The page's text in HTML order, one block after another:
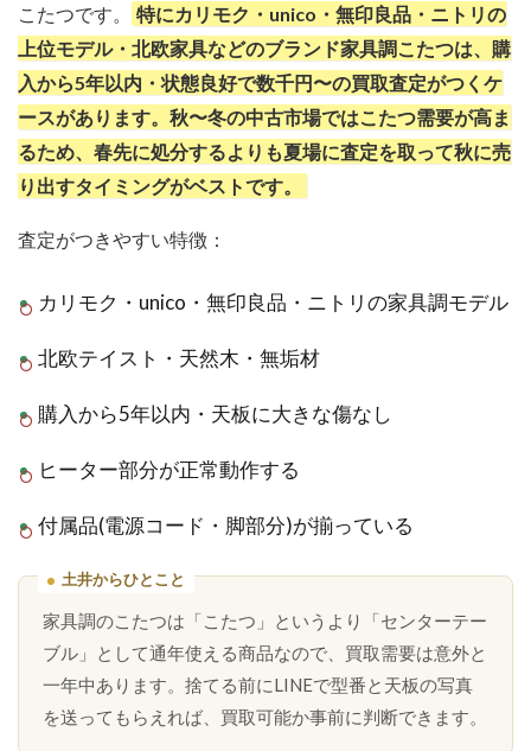
こたつです。
特にカリモク・unico・無印良品・ニトリの
上位モデル・北欧家具などのブランド家具調こたつは、購
入から5年以内・状態良好で数千円〜の買取査定がつくケ
ースがあります。秋〜冬の中古市場ではこたつ需要が高ま
るため、春先に処分するよりも夏場に査定を取って秋に売
り出すタイミングがベストです。
査定がつきやすい特徴：
カリモク・unico・無印良品・ニトリの家具調モデル
北欧テイスト・天然木・無垢材
購入から5年以内・天板に大きな傷なし
ヒーター部分が正常動作する
付属品(電源コード・脚部分)が揃っている
土井からひとこと
家具調のこたつは「こたつ」というより「センターテー
ブル」として通年使える商品なので、買取需要は意外と
一年中あります。捨てる前にLINEで型番と天板の写真
を送ってもらえれば、買取可能か事前に判断できます。